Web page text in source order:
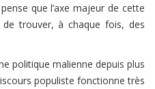
que l’axe majeur de cette
trouver, à chaque fois, des
politique malienne depuis plus
populiste fonctionne très